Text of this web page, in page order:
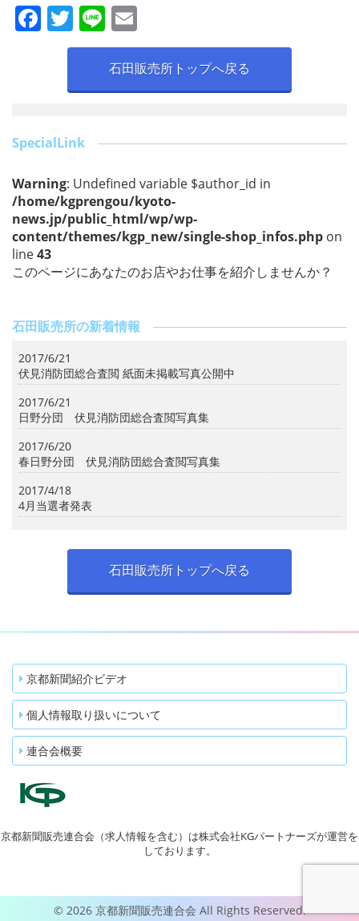
F
o
o
k
T
w
er
Li
n
e
m
ai
l
石田販売所トップへ戻る
SpecialLink
Warning: Undefined variable $author_id in
/home/kgprengou/kyoto-
news.jp/public_html/wp/wp-
content/themes/kgp_new/single-shop_infos.php on
line43
このページにあなたのお店やお仕事を紹介しませんか？
石田販売所の新着情報
2017/6/21
伏見消防団総合査閲 紙面未掲載写真公開中
2017/6/21
日野分団 伏見消防団総合査閲写真集
2017/6/20
春日野分団 伏見消防団総合査閲写真集
2017/4/18
4月当選者発表
石田販売所トップへ戻る
京都新聞紹介ビデオ
個人情報取り扱いについて
連合会概要
京都新聞販売連合会（求人情報を含む）は株式会社KGパートナーズが運営を
しております。
© 2026 京都新聞販売連合会 All Rights Reserved.